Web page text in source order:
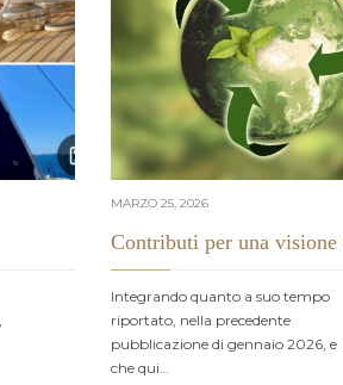
MARZO 25, 2026
Contributi per una
Integrando quanto a suo tempo
riportato, nella precedente
pubblicazione di gennaio 2026, e
che qui…